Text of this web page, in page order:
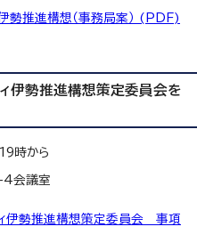
勢推進構想（事務局案） (PDF)
伊勢推進構想策定委員会を
時から
4会議室
伊勢推進構想策定委員会 事項